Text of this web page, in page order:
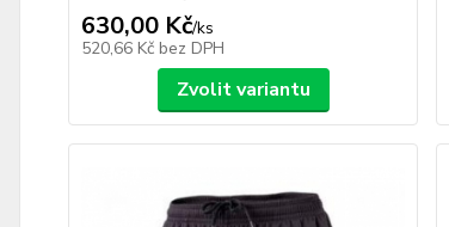
630,00 Kč/ks
520,66 Kč bez DPH
Zvolit variantu